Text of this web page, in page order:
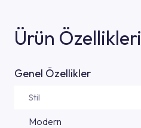
Ürün Özellikleri
Genel Özellikler
Stil
Modern